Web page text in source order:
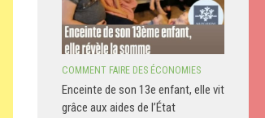
COMMENT FAIRE DES ÉCONOMIES
Enceinte de son 13e enfant, elle vit
grâce aux aides de l’État